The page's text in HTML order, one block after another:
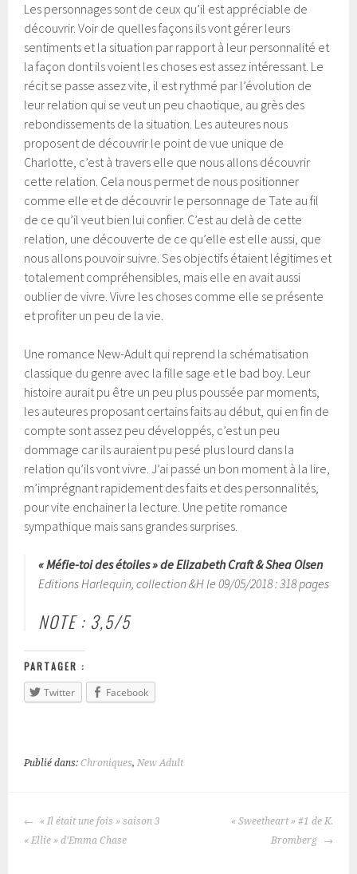
Les personnages sont de ceux qu’il est appréciable de
découvrir. Voir de quelles façons ils vont gérer leurs
sentiments et la situation par rapport à leur personnalité et
la façon dont ils voient les choses est assez intéressant. Le
récit se passe assez vite, il est rythmé par l’évolution de
leur relation qui se veut un peu chaotique, au grès des
rebondissements de la situation. Les auteures nous
proposent de découvrir le point de vue unique de
Charlotte, c’est à travers elle que nous allons découvrir
cette relation. Cela nous permet de nous positionner
comme elle et de découvrir le personnage de Tate au fil
de ce qu’il veut bien lui confier. C’est au delà de cette
relation, une découverte de ce qu’elle est elle aussi, que
nous allons pouvoir suivre. Ses objectifs étaient légitimes et
totalement compréhensibles, mais elle en avait aussi
oublier de vivre. Vivre les choses comme elle se présente
et profiter un peu de la vie.
Une romance New-Adult qui reprend la schématisation
classique du genre avec la fille sage et le bad boy. Leur
histoire aurait pu être un peu plus poussée par moments,
les auteures proposant certains faits au début, qui en fin de
compte sont assez peu développés, c’est un peu
dommage car ils auraient pu pesé plus lourd dans la
relation qu’ils vont vivre. J’ai passé un bon moment à la lire,
m’imprégnant rapidement des faits et des personnalités,
pour vite enchainer la lecture. Une petite romance
sympathique mais sans grandes surprises.
« Méfie-toi des étoiles » de Elizabeth Craft & Shea Olsen
Editions Harlequin, collection &H le 09/05/2018 : 318 pages
NOTE : 3,5/5
PARTAGER :
Twitter
Facebook
Publié dans:Chroniques,New Adult
NAVIGATION
« Il était une fois » saison 3
« Ellie » d’Emma Chase
« Sweetheart » #1 de K.
Bromberg